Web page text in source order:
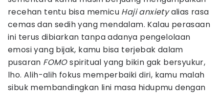
recehan tentu bisa memicu Haji anxietyalias rasa
cemas dan sedih yang mendalam. Kalau perasaan
ini terus dibiarkan tanpa adanya pengelolaan
emosi yang bijak, kamu bisa terjebak dalam
pusaran FOMOspiritual yang bikin gak bersyukur,
lho. Alih-alih fokus memperbaiki diri, kamu malah
sibuk membandingkan lini masa hidupmu dengan